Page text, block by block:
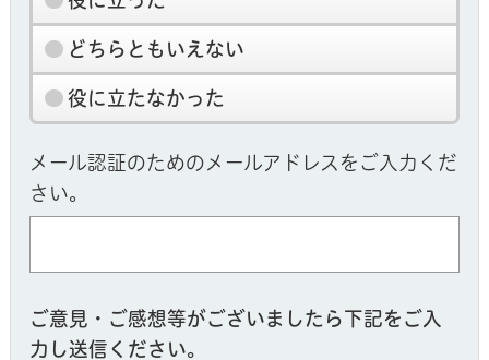
どちらともいえない
役に立たなかった
メール認証のためのメールアドレスをご入力くだ
さい。
ご意見・ご感想等がございましたら下記をご入
力し送信ください。